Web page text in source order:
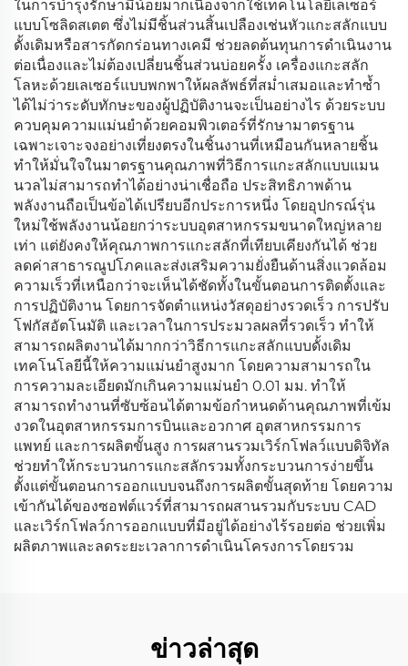
ในการบำรุงรักษามีน้อยมากเนื่องจากใช้เทคโนโลยีเลเซอร์
แบบโซลิดสเตต ซึ่งไม่มีชิ้นส่วนสิ้นเปลืองเช่นหัวแกะสลักแบบ
ดั้งเดิมหรือสารกัดกร่อนทางเคมี ช่วยลดต้นทุนการดำเนินงาน
ต่อเนื่องและไม่ต้องเปลี่ยนชิ้นส่วนบ่อยครั้ง เครื่องแกะสลัก
โลหะด้วยเลเซอร์แบบพกพาให้ผลลัพธ์ที่สม่ำเสมอและทำซ้ำ
ได้ไม่ว่าระดับทักษะของผู้ปฏิบัติงานจะเป็นอย่างไร ด้วยระบบ
ควบคุมความแม่นยำด้วยคอมพิวเตอร์ที่รักษามาตรฐาน
เฉพาะเจาะจงอย่างเที่ยงตรงในชิ้นงานที่เหมือนกันหลายชิ้น
ทำให้มั่นใจในมาตรฐานคุณภาพที่วิธีการแกะสลักแบบแมน
นวลไม่สามารถทำได้อย่างน่าเชื่อถือ ประสิทธิภาพด้าน
พลังงานถือเป็นข้อได้เปรียบอีกประการหนึ่ง โดยอุปกรณ์รุ่น
ใหม่ใช้พลังงานน้อยกว่าระบบอุตสาหกรรมขนาดใหญ่หลาย
เท่า แต่ยังคงให้คุณภาพการแกะสลักที่เทียบเคียงกันได้ ช่วย
ลดค่าสาธารณูปโภคและส่งเสริมความยั่งยืนด้านสิ่งแวดล้อม
ความเร็วที่เหนือกว่าจะเห็นได้ชัดทั้งในขั้นตอนการติดตั้งและ
การปฏิบัติงาน โดยการจัดตำแหน่งวัสดุอย่างรวดเร็ว การปรับ
โฟกัสอัตโนมัติ และเวลาในการประมวลผลที่รวดเร็ว ทำให้
สามารถผลิตงานได้มากกว่าวิธีการแกะสลักแบบดั้งเดิม
เทคโนโลยีนี้ให้ความแม่นยำสูงมาก โดยความสามารถใน
การความละเอียดมักเกินความแม่นยำ 0.01 มม. ทำให้
สามารถทำงานที่ซับซ้อนได้ตามข้อกำหนดด้านคุณภาพที่เข้ม
งวดในอุตสาหกรรมการบินและอวกาศ อุตสาหกรรมการ
แพทย์ และการผลิตขั้นสูง การผสานรวมเวิร์กโฟลว์แบบดิจิทัล
ช่วยทำให้กระบวนการแกะสลักรวมทั้งกระบวนการง่ายขึ้น
ตั้งแต่ขั้นตอนการออกแบบจนถึงการผลิตขั้นสุดท้าย โดยความ
เข้ากันได้ของซอฟต์แวร์ที่สามารถผสานรวมกับระบบ CAD
และเวิร์กโฟลว์การออกแบบที่มีอยู่ได้อย่างไร้รอยต่อ ช่วยเพิ่ม
ผลิตภาพและลดระยะเวลาการดำเนินโครงการโดยรวม
ข่าวล่าสุด